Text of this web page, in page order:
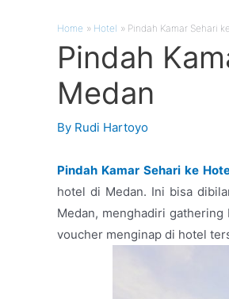
Home Hotel Pindah Kamar Sehari
Pindah
Medan
By Rudi Hartoyo
Pindah Kamar Sehari ke
hotel di Medan. Ini bisa
Medan, menghadiri
voucher menginap di hotel